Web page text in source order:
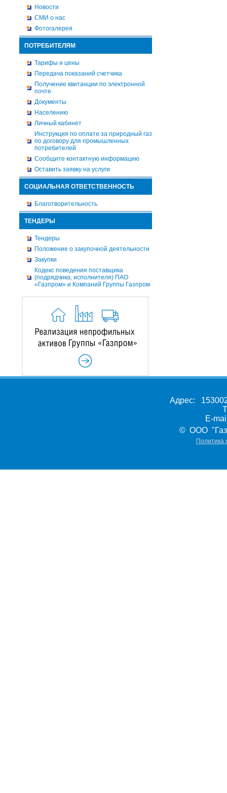
Новости
СМИ о нас
Фотогалерея
ПОТРЕБИТЕЛЯМ
Тарифы и цены
Передача показаний счетчика
Получение квитанции по электронной
почте
Документы
Населению
Личный кабинет
Инструкция по оплате за природный газ
по договору для промышленных
потребителей
Сообщите контактную информацию
Оставить заявку на услуги
СОЦИАЛЬНАЯ ОТВЕТСТВЕННОСТЬ
Благотворительность
ТЕНДЕРЫ
Тендеры
Положение о закупочной деятельности
Закупки
Кодекс поведения поставщика
(подрядчика, исполнителя) ПАО
«Газпром» и Компаний Группы Газпром
Адрес:
E-
© ООО
Политика